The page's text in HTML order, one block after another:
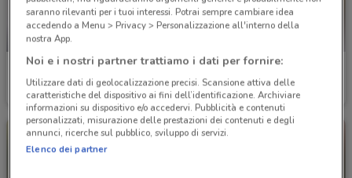
Bricofer
Scade il 23/08 4.2 km
Bricofer
Scade il 31/08
saranno rilevanti per i tuoi interessi. Potrai sempre cambiare idea
accedendo a Menu > Privacy > Personalizzazione all'interno della
nostra App.
Noi e i nostri partner trattiamo i dati per fornire:
Utilizzare dati di geolocalizzazione precisi. Scansione attiva delle
caratteristiche del dispositivo ai fini dell’identificazione. Archiviare
informazioni su dispositivo e/o accedervi. Pubblicità e contenuti
personalizzati, misurazione delle prestazioni dei contenuti e degli
annunci, ricerche sul pubblico, sviluppo di servizi.
Elenco dei partner